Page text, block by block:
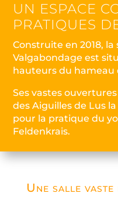
UN ESPACE
PRATIQUES
Construite en 2018,
Valgabondage est
hauteurs du hameau
Ses vastes
des Aiguilles de Lus
pour la pratique du
Feldenkrais.
Une salle